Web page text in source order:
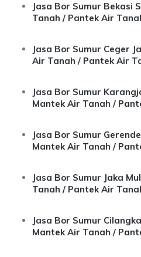
Jasa Bor Sumur Bekasi
Tanah / Pantek Air
Jasa Bor Sumur Ceger
Air Tanah / Pantek Air
Jasa Bor Sumur
Mantek Air Tanah /
Jasa Bor Sumur
Mantek Air Tanah /
Jasa Bor Sumur Jaka
Tanah / Pantek Air
Jasa Bor Sumur
Mantek Air Tanah /